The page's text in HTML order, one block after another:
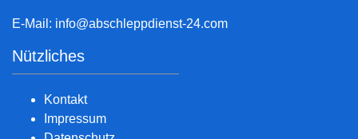
E-Mail: info@abschleppdienst-24.com
Nützliches
Kontakt
Impressum